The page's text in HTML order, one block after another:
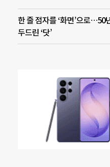
한 줄 점자를 ‘화면’으로…50
두드린 ‘닷’